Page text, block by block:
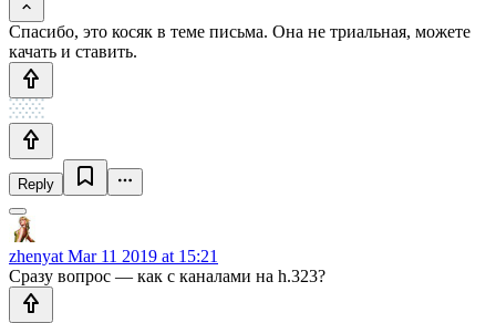
Спасибо, это косяк в теме письма. Она не триальная, можете
качать и ставить.
Reply
zhenyat Mar 11 2019 at 15:21
Сразу вопрос — как с каналами на h.323?